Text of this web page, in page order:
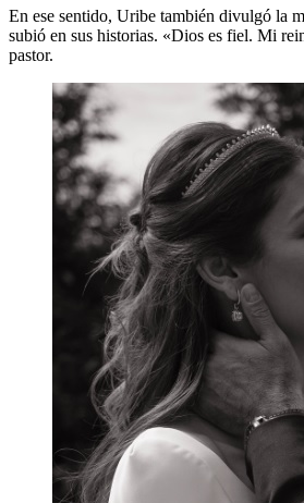
En ese sentido, Uribe también divulgó la
subió en sus historias. «Dios es fiel. Mi
pastor.